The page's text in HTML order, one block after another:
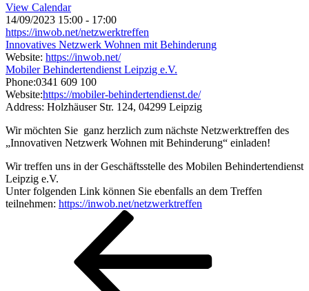
View Calendar
14/09/2023 15:00 - 17:00
https://inwob.net/netzwerktreffen
Innovatives Netzwerk Wohnen mit Behinderung
Website: https://inwob.net/
Mobiler Behindertendienst Leipzig e.V.
Phone:0341 609 100
Website:https://mobiler-behindertendienst.de/
Address: Holzhäuser Str. 124, 04299 Leipzig
Wir möchten Sie ganz herzlich zum nächste Netzwerktreffen des
„Innovativen Netzwerk Wohnen mit Behinderung“ einladen!
Wir treffen uns in der Geschäftsstelle des Mobilen Behindertendienst
Leipzig e.V.
Unter folgenden Link können Sie ebenfalls an dem Treffen
teilnehmen: https://inwob.net/netzwerktreffen
Beitragsnavigation